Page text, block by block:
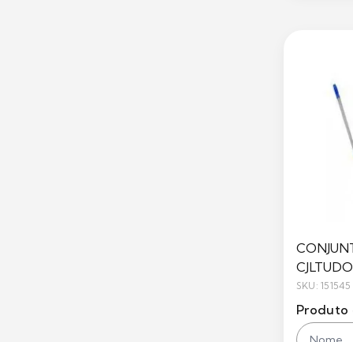
SKU: 151545
Produto